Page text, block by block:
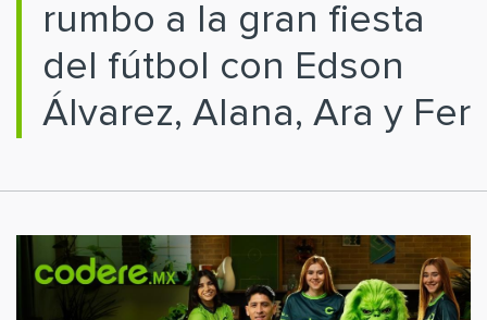
rumbo a la gran fiesta
del fútbol con Edson
Álvarez, Alana, Ara y Fer